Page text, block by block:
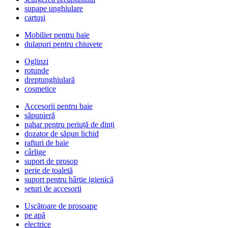
supape unghiulare
cartuşi
Mobilier pentru baie
dulapuri pentru chiuvete
Oglinzi
rotunde
dreptunghiulară
cosmetice
Accesorii pentru baie
săpunieră
pahar pentru periuță de dinți
dozator de săpun lichid
rafturi de baie
cârlige
suport de prosop
perie de toaletă
suport pentru hârtie igienică
seturi de accesorii
Uscătoare de prosoape
pe apă
electrice